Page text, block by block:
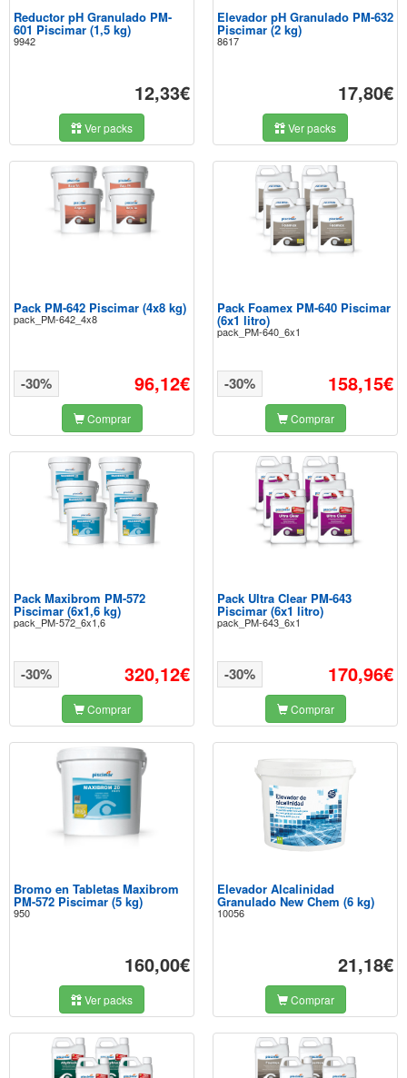
Reductor pH Granulado PM-
601 Piscimar (1,5 kg)
9942
12,33€
Ver packs
Elevador pH Granulado PM-632
Piscimar (2 kg)
8617
17,80€
Ver packs
Pack PM-642 Piscimar (4x8 kg)
pack_PM-642_4x8
96,12€
-30%
Comprar
Pack Foamex PM-640 Piscimar
(6x1 litro)
pack_PM-640_6x1
158,15€
-30%
Comprar
Pack Maxibrom PM-572
Piscimar (6x1,6 kg)
pack_PM-572_6x1,6
320,12€
-30%
Comprar
Pack Ultra Clear PM-643
Piscimar (6x1 litro)
pack_PM-643_6x1
170,96€
-30%
Comprar
Bromo en Tabletas Maxibrom
PM-572 Piscimar (5 kg)
950
160,00€
Ver packs
Elevador Alcalinidad
Granulado New Chem (6 kg)
10056
21,18€
Comprar